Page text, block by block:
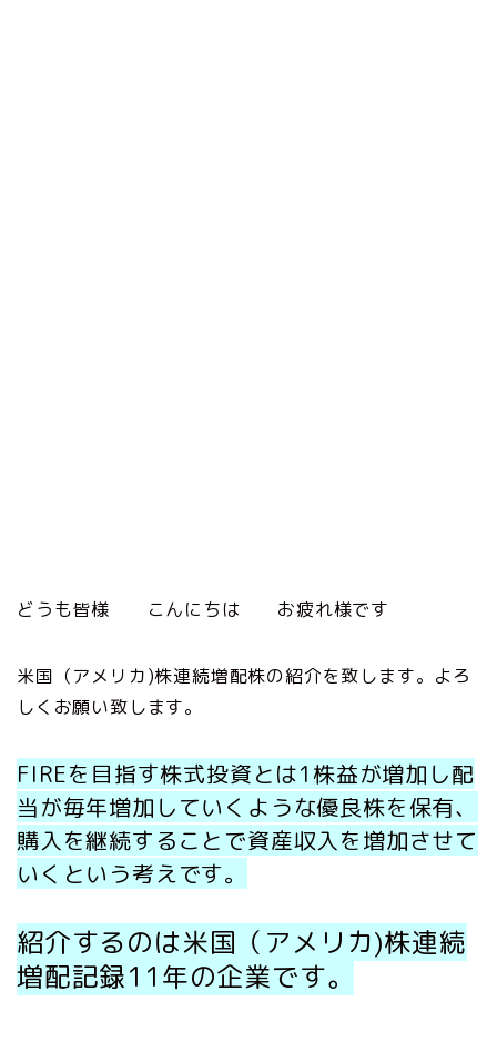
どうも皆様 こんにちは お疲れ様です
米国（アメリカ)株連続増配株の紹介を致します。よろ
しくお願い致します。
FIREを目指す株式投資とは1株益が増加し配
当が毎年増加していくような優良株を保有、
購入を継続することで資産収入を増加させて
いくという考えです。
紹介するのは米国（アメリカ)株連続
増配記録11年の企業です。